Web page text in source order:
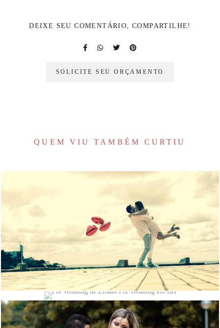
DEIXE SEU COMENTÁRIO, COMPARTILHE!
SOLICITE SEU ORÇAMENTO
QUEM VIU TAMBÉM CURTIU
1702 0